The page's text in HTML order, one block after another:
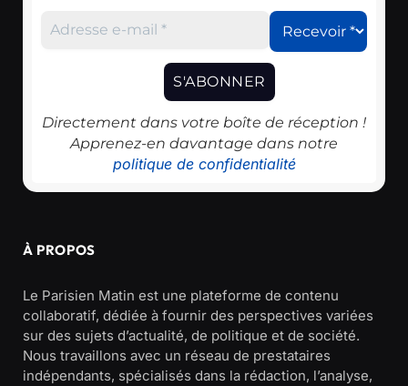
Directement dans votre boîte de réception !
Apprenez-en davantage dans notre
politique de confidentialité
À PROPOS
Le Parisien Matin est une plateforme de contenu
collaboratif, dédiée à fournir des perspectives variées
sur des sujets d’actualité, de politique et de société.
Nous travaillons avec un réseau de prestataires
indépendants, spécialisés dans la rédaction, l’analyse,